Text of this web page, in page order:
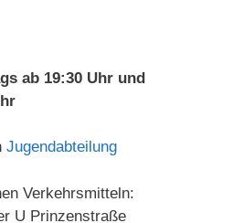
ab 19:30 Uhr und
Jugendabteilung
Verkehrsmitteln:
U Prinzenstraße